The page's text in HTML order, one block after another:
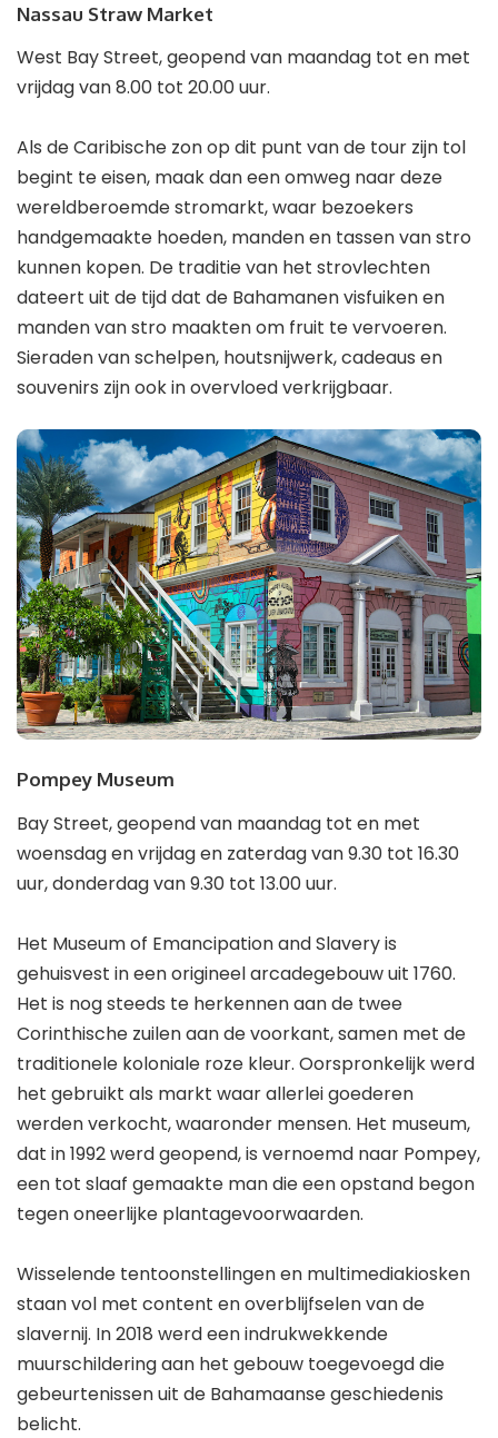
Nassau Straw Market
West Bay Street, geopend van maandag tot en met
vrijdag van 8.00 tot 20.00 uur.
Als de Caribische zon op dit punt van de tour zijn tol
begint te eisen, maak dan een omweg naar deze
wereldberoemde stromarkt, waar bezoekers
handgemaakte hoeden, manden en tassen van stro
kunnen kopen. De traditie van het strovlechten
dateert uit de tijd dat de Bahamanen visfuiken en
manden van stro maakten om fruit te vervoeren.
Sieraden van schelpen, houtsnijwerk, cadeaus en
souvenirs zijn ook in overvloed verkrijgbaar.
Pompey Museum
Bay Street, geopend van maandag tot en met
woensdag en vrijdag en zaterdag van 9.30 tot 16.30
uur, donderdag van 9.30 tot 13.00 uur.
Het Museum of Emancipation and Slavery is
gehuisvest in een origineel arcadegebouw uit 1760.
Het is nog steeds te herkennen aan de twee
Corinthische zuilen aan de voorkant, samen met de
traditionele koloniale roze kleur. Oorspronkelijk werd
het gebruikt als markt waar allerlei goederen
werden verkocht, waaronder mensen. Het museum,
dat in 1992 werd geopend, is vernoemd naar Pompey,
een tot slaaf gemaakte man die een opstand begon
tegen oneerlijke plantagevoorwaarden.
Wisselende tentoonstellingen en multimediakiosken
staan vol met content en overblijfselen van de
slavernij. In 2018 werd een indrukwekkende
muurschildering aan het gebouw toegevoegd die
gebeurtenissen uit de Bahamaanse geschiedenis
belicht.